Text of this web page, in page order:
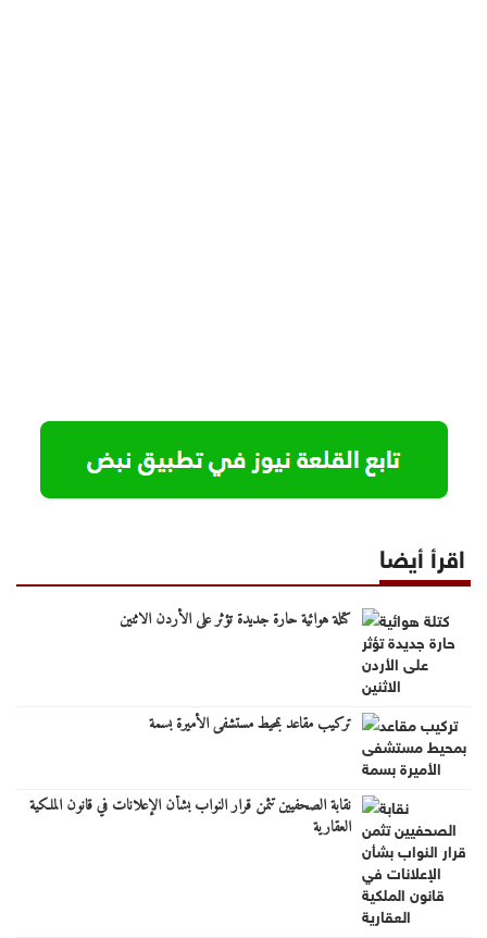
اقرأ أيضا
كتلة هوائية حارة جديدة تؤثر على الأردن الاثنين
تركيب مقاعد بمحيط مستشفى الأميرة بسمة
نقابة الصحفيين تثمن قرار النواب بشأن الإعلانات في قانون الملكية
العقارية